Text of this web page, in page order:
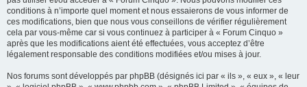
conditions à n’importe quel moment et nous essaierons de vous informer de
ces modifications, bien que nous vous conseillons de vérifier régulièrement
cela par vous-même car si vous continuez à participer à « Forum Cinquo »
après que les modifications aient été effectuées, vous acceptez d’être
légalement responsable des conditions modifiées et/ou mises à jour.
Nos forums sont développés par phpBB (désignés ici par « ils », « eux », « leur